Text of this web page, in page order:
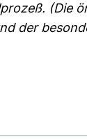
(Die
der